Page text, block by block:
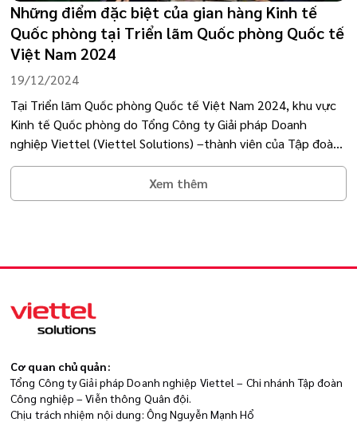
Những điểm đặc biệt của gian hàng Kinh tế
Quốc phòng tại Triển lãm Quốc phòng Quốc tế
Việt Nam 2024
19/12/2024
Tại Triển lãm Quốc phòng Quốc tế Việt Nam 2024, khu vực
Kinh tế Quốc phòng do Tổng Công ty Giải pháp Doanh
nghiệp Viettel (Viettel Solutions) –thành viên của Tập đoàn
Công nghiệp - Viễn thông Quân đội chủ trì đã thu hút sự chú
ý đặc biệt với quy mô ấn tượng, nội dung trưng bày phong
phú và các hoạt động trải nghiệm công nghệ hiện đại. Đáng
Xem thêm
Cơ quan chủ quản:
Tổng Công ty Giải pháp Doanh nghiệp Viettel – Chi nhánh Tập đoàn
Công nghiệp – Viễn thông Quân đội.
Chịu trách nhiệm nội dung: Ông Nguyễn Mạnh Hổ